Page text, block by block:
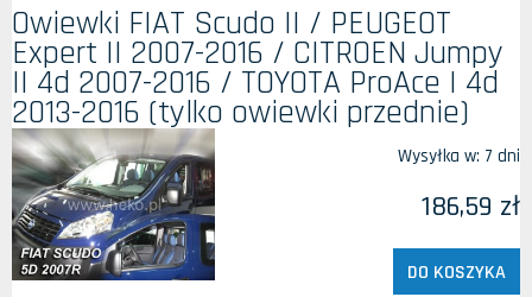
Owiewki FIAT Scudo II / PEUGEOT
Expert II 2007-2016 / CITROEN Jumpy
II 4d 2007-2016 / TOYOTA ProAce I 4d
2013-2016 (tylko owiewki przednie)
Wysyłka w: 7 dni
186,59 zł
DO KOSZYKA